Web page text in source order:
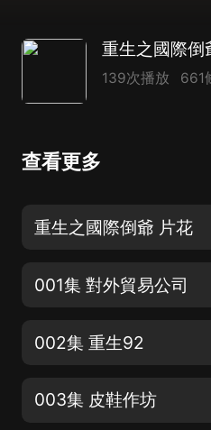
139次播放 661
查看更多
重生之國際倒爺 片花
001集 對外貿易公司
002集 重生92
003集 皮鞋作坊